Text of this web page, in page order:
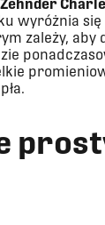
wyróżnia
zależy,